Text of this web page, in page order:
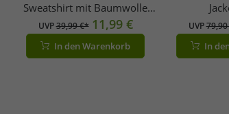
Sweatshirt mit Baumwolle
Schwarz
UVP39,99 €* 11,99 €
In den Warenkorb
UVP
In